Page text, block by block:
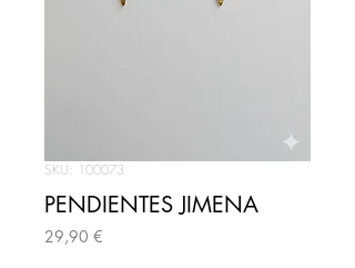
SKU: 100073
PENDIENTES JIMENA
29,90 €